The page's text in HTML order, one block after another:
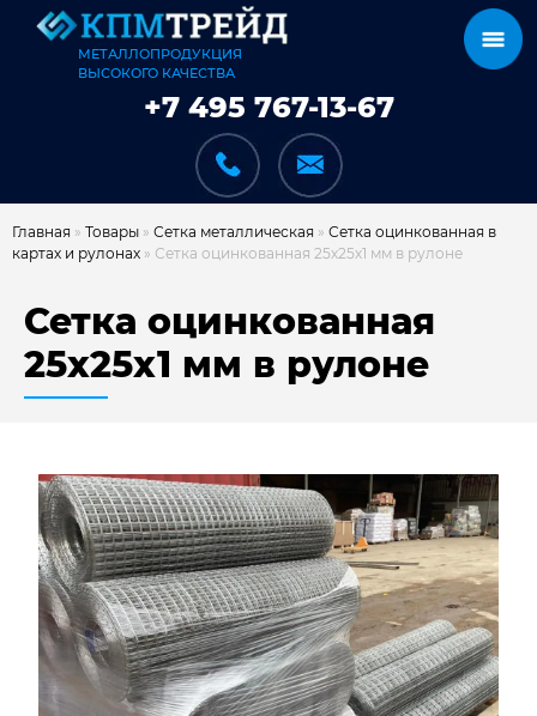
МЕТАЛЛОПРОДУКЦИЯ
ВЫСОКОГО КАЧЕСТВА
+7 495 767-13-67
КАК МЫ РАБОТАЕМ
ДОСТАВКА И ОПЛАТА
НАШИ ОБЪЕКТЫ
ОТЗЫВЫ
О НАС
Главная » Товары » Сетка металлическая » Сетка оцинкованная в
картах и рулонах » Сетка оцинкованная 25х25х1 мм в рулоне
Сетка оцинкованная
25х25х1 мм в рулоне